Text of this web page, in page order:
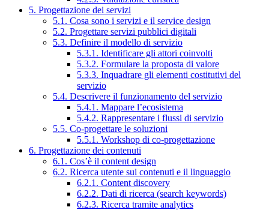
5. Progettazione dei servizi
5.1. Cosa sono i servizi e il service design
5.2. Progettare servizi pubblici digitali
5.3. Definire il modello di servizio
5.3.1. Identificare gli attori coinvolti
5.3.2. Formulare la proposta di valore
5.3.3. Inquadrare gli elementi costitutivi del
servizio
5.4. Descrivere il funzionamento del servizio
5.4.1. Mappare l’ecosistema
5.4.2. Rappresentare i flussi di servizio
5.5. Co-progettare le soluzioni
5.5.1. Workshop di co-progettazione
6. Progettazione dei contenuti
6.1. Cos’è il content design
6.2. Ricerca utente sui contenuti e il linguaggio
6.2.1. Content discovery
6.2.2. Dati di ricerca (search keywords)
6.2.3. Ricerca tramite analytics